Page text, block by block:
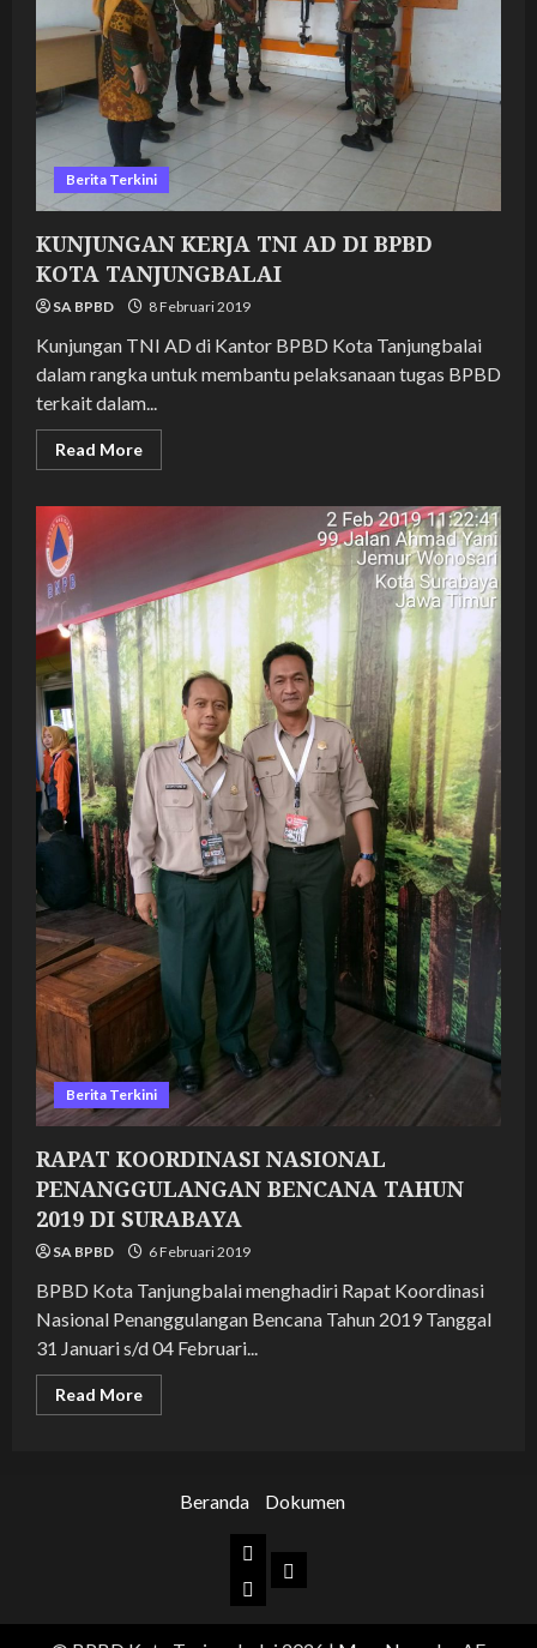
Berita Terkini
KUNJUNGAN KERJA TNI AD DI BPBD
KOTA TANJUNGBALAI
SA BPBD 8 Februari 2019
Kunjungan TNI AD di Kantor BPBD Kota Tanjungbalai
dalam rangka untuk membantu pelaksanaan tugas BPBD
terkait dalam...
Read MoreRead
more
BPBD
KOTA
TANJUNGBALAI
Berita Terkini
RAPAT KOORDINASI NASIONAL
PENANGGULANGAN BENCANA TAHUN
2019 DI SURABAYA
SA BPBD 6 Februari 2019
BPBD Kota Tanjungbalai menghadiri Rapat Koordinasi
Nasional Penanggulangan Bencana Tahun 2019 Tanggal
31 Januari s/d 04 Februari...
Read MoreRead
more
PENANGGULANGAN
BENCANA
Beranda Dokumen
Beranda
BPBD
Kota
Dokumen